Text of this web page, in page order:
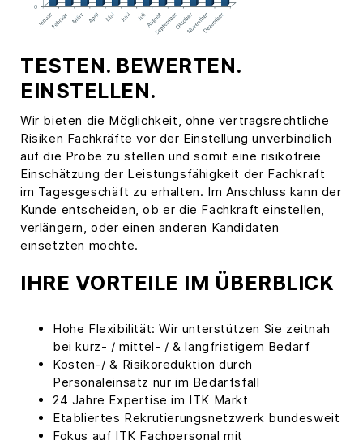
TESTEN. BEWERTEN.
EINSTELLEN.
Wir bieten die Möglichkeit, ohne vertragsrechtliche
Risiken Fachkräfte vor der Einstellung unverbindlich
auf die Probe zu stellen und somit eine risikofreie
Einschätzung der Leistungsfähigkeit der Fachkraft
im Tagesgeschäft zu erhalten. Im Anschluss kann der
Kunde entscheiden, ob er die Fachkraft einstellen,
verlängern, oder einen anderen Kandidaten
einsetzten möchte.
IHRE VORTEILE IM ÜBERBLICK
Hohe Flexibilität: Wir unterstützen Sie zeitnah
bei kurz- / mittel- / & langfristigem Bedarf
Kosten-/ & Risikoreduktion durch
Personaleinsatz nur im Bedarfsfall
24 Jahre Expertise im ITK Markt
Etabliertes Rekrutierungsnetzwerk bundesweit
Fokus auf ITK Fachpersonal mit